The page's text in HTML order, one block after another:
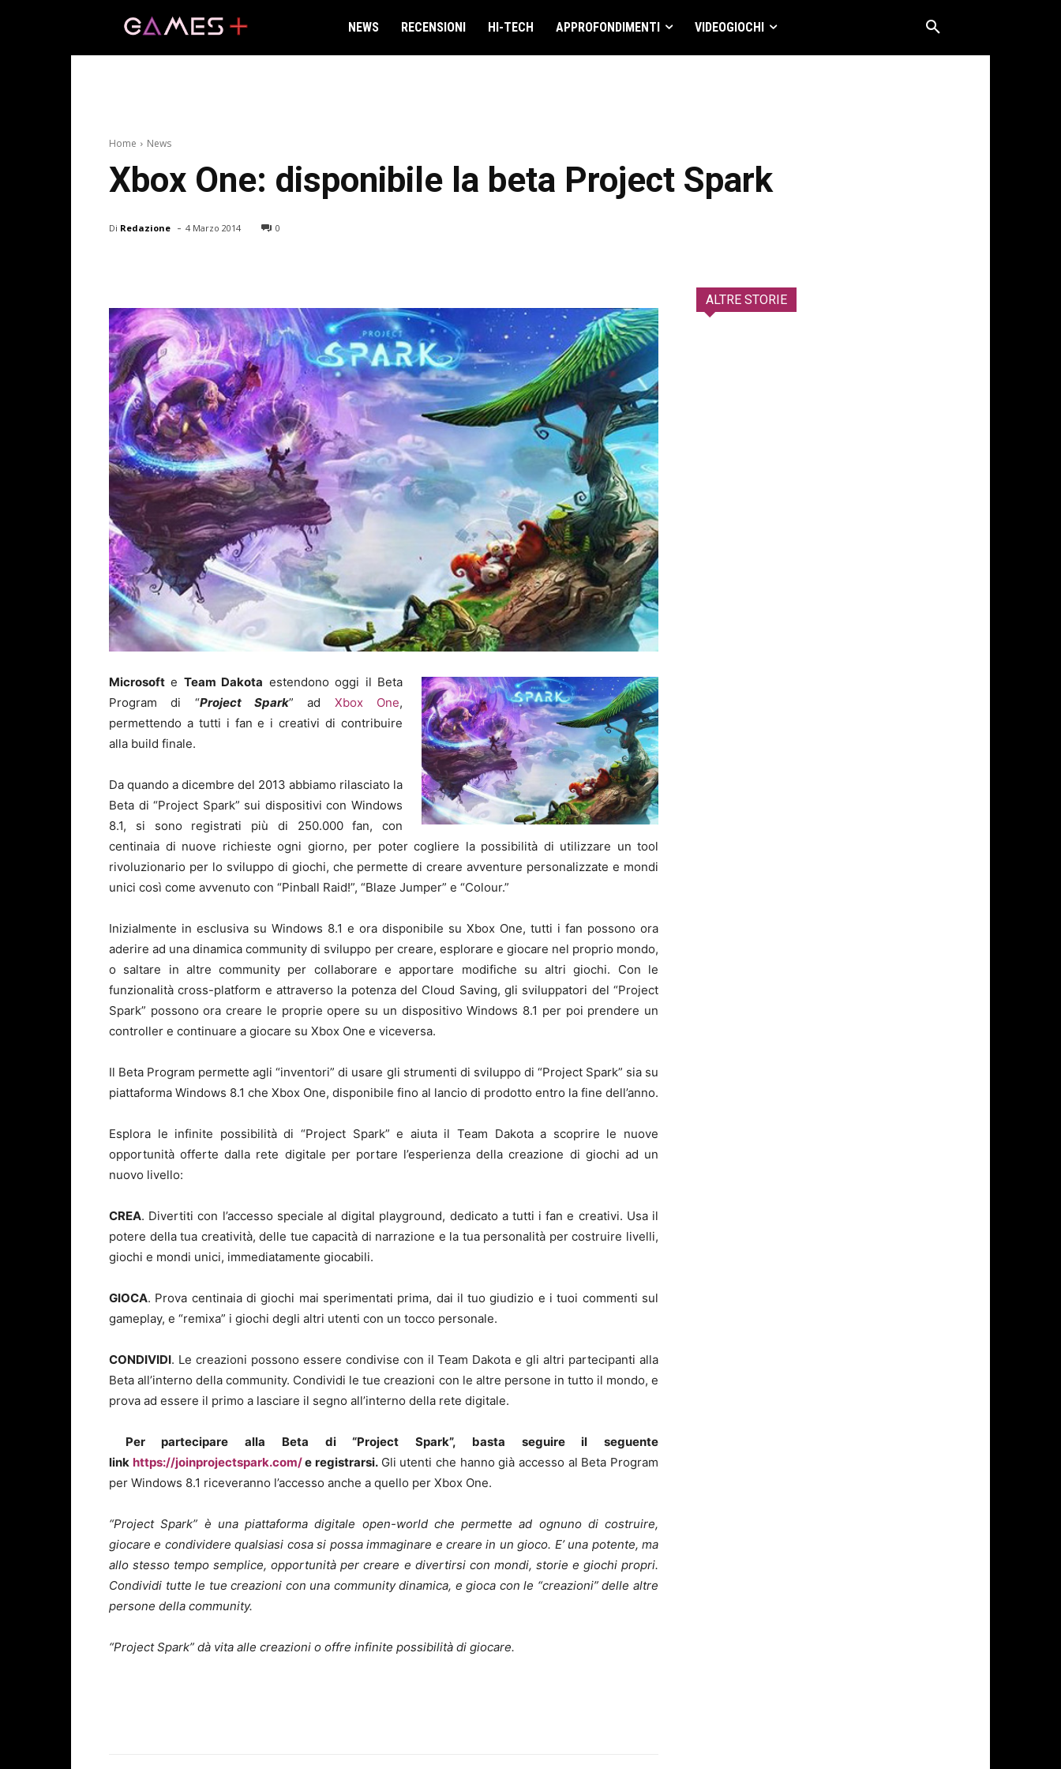
NEWS RECENSIONI HI-TECH APPROFONDIMENTI VIDEOGIOCHI
Home News
Xbox One: disponibile la beta Project Spark
Di Redazione - 4 Marzo 2014 0
Microsoft e Team Dakota estendono oggi il Beta
Program di “Project Spark” ad Xbox One,
permettendo a tutti i fan e i creativi di contribuire
alla build finale.
Da quando a dicembre del 2013 abbiamo rilasciato la
Beta di “Project Spark” sui dispositivi con Windows
8.1, si sono registrati più di 250.000 fan, con
centinaia di nuove richieste ogni giorno, per poter cogliere la possibilità di utilizzare un tool
rivoluzionario per lo sviluppo di giochi, che permette di creare avventure personalizzate e mondi
unici così come avvenuto con “Pinball Raid!”, “Blaze Jumper” e “Colour.”
Inizialmente in esclusiva su Windows 8.1 e ora disponibile su Xbox One, tutti i fan possono ora
aderire ad una dinamica community di sviluppo per creare, esplorare e giocare nel proprio mondo,
o saltare in altre community per collaborare e apportare modifiche su altri giochi. Con le
funzionalità cross-platform e attraverso la potenza del Cloud Saving, gli sviluppatori del “Project
Spark” possono ora creare le proprie opere su un dispositivo Windows 8.1 per poi prendere un
controller e continuare a giocare su Xbox One e viceversa.
Il Beta Program permette agli “inventori” di usare gli strumenti di sviluppo di “Project Spark” sia su
piattaforma Windows 8.1 che Xbox One, disponibile fino al lancio di prodotto entro la fine dell’anno.
Esplora le infinite possibilità di “Project Spark” e aiuta il Team Dakota a scoprire le nuove
opportunità offerte dalla rete digitale per portare l’esperienza della creazione di giochi ad un
nuovo livello:
CREA. Divertiti con l’accesso speciale al digital playground, dedicato a tutti i fan e creativi. Usa il
potere della tua creatività, delle tue capacità di narrazione e la tua personalità per costruire livelli,
giochi e mondi unici, immediatamente giocabili.
GIOCA. Prova centinaia di giochi mai sperimentati prima, dai il tuo giudizio e i tuoi commenti sul
gameplay, e “remixa” i giochi degli altri utenti con un tocco personale.
CONDIVIDI. Le creazioni possono essere condivise con il Team Dakota e gli altri partecipanti alla
Beta all’interno della community. Condividi le tue creazioni con le altre persone in tutto il mondo, e
prova ad essere il primo a lasciare il segno all’interno della rete digitale.
Per partecipare alla Beta di “Project Spark”, basta seguire il seguente
link https://joinprojectspark.com/e registrarsi. Gli utenti che hanno già accesso al Beta Program
per Windows 8.1 riceveranno l’accesso anche a quello per Xbox One.
“Project Spark” è una piattaforma digitale open-world che permette ad ognuno di costruire,
giocare e condividere qualsiasi cosa si possa immaginare e creare in un gioco. E’ una potente, ma
allo stesso tempo semplice, opportunità per creare e divertirsi con mondi, storie e giochi propri.
Condividi tutte le tue creazioni con una community dinamica, e gioca con le “creazioni” delle altre
persone della community.
“Project Spark” dà vita alle creazioni o offre infinite possibilità di giocare.
ALTRE STORIE